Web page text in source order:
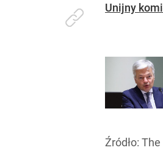
Unijny
Źródło: The